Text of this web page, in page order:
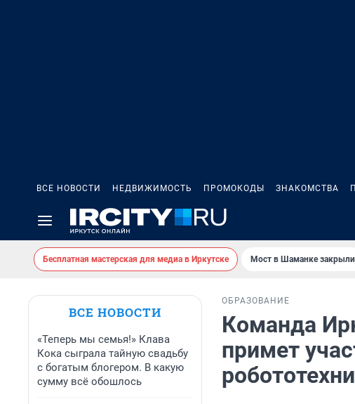
ВСЕ НОВОСТИ НЕДВИЖИМОСТЬ ПРОМОКОДЫ ЗНАКОМСТВА
Бесплатная мастерская для медиа в Иркутске Мост в Шаманке закрыли
ВСЕ НОВОСТИ
«Теперь мы семья!» Клава
Кока сыграла тайную свадьбу
с богатым блогером. В какую
сумму всё обошлось
ОБРАЗОВАНИЕ
Команда
примет